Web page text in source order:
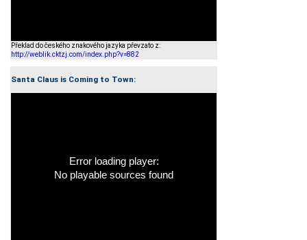
Překlad do českého znakového jazyka převzato z:
http://weblik.cktzj.com/index.php?v=882
Santa Claus is Coming to Town:
Error loading player:
No playable sources found